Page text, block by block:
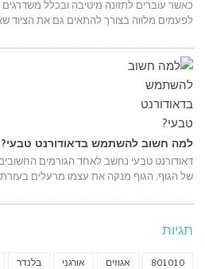
כאשר עוברים לתזונה מיטיבה ובכלל
לפעמים מלווה בצורך להתאים גם את הציוד
למה חשוב להשתמש בדאודורנט טבעי?
דאודורנט טבעי נחשב לאחד הגורמים החשובים
של הגוף. הגוף מנקה את עצמו מרעלים בעזרת
תגיות
801010 אגוזים אורגני בלנדר